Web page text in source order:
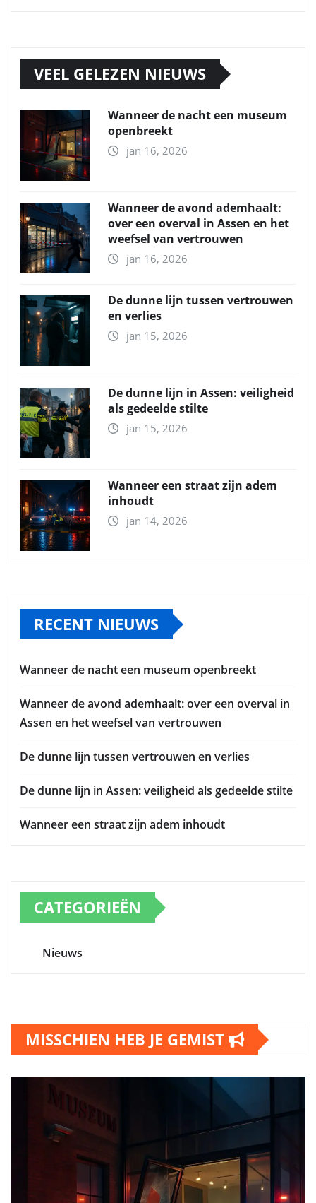
VEEL GELEZEN NIEUWS
Wanneer de nacht een museum
openbreekt
jan 16, 2026
Wanneer de avond ademhaalt:
over een overval in Assen en het
weefsel van vertrouwen
jan 16, 2026
De dunne lijn tussen vertrouwen
en verlies
jan 15, 2026
De dunne lijn in Assen: veiligheid
als gedeelde stilte
jan 15, 2026
Wanneer een straat zijn adem
inhoudt
jan 14, 2026
RECENT NIEUWS
Wanneer de nacht een museum openbreekt
Wanneer de avond ademhaalt: over een overval in
Assen en het weefsel van vertrouwen
De dunne lijn tussen vertrouwen en verlies
De dunne lijn in Assen: veiligheid als gedeelde stilte
Wanneer een straat zijn adem inhoudt
CATEGORIEËN
Nieuws
MISSCHIEN HEB JE GEMIST